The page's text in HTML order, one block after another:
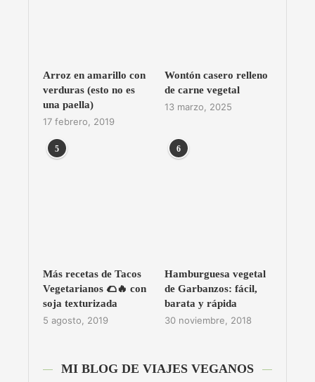
Arroz en amarillo con
verduras (esto no es
una paella)
17 febrero, 2019
Wontón casero relleno
de carne vegetal
13 marzo, 2025
5
Más recetas de Tacos
Vegetarianos 🌮🔥 con
soja texturizada
5 agosto, 2019
6
Hamburguesa vegetal
de Garbanzos: fácil,
barata y rápida
30 noviembre, 2018
MI BLOG DE VIAJES VEGANOS